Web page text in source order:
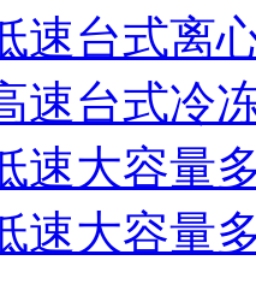
速台式离
速台式冷
速大容量
速大容量